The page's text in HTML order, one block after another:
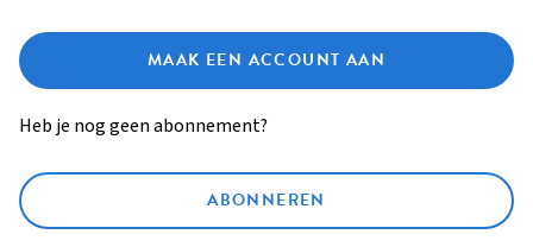
MAAK EEN ACCOUNT AAN
Heb je nog geen abonnement?
ABONNEREN